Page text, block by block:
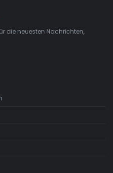
die neuesten Nachrichten,